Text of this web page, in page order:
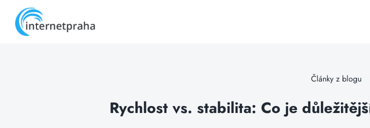
content
Články z blogu
Rychlost vs. stabilita: Co je